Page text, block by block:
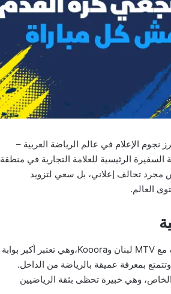
الإعلام في عالم الرياضة العربية –
السفيرة الرئيسية للعلامة التجارية في منطقة
طوال فترة كأس العالم 2026. وهذا ليس مجرد تحالف إعلاني، بل سعي لتزويد
العالم.
تتمتع ساندرين بخبرة طويلة كمقدمة برامج رياضية ومنتجة، حيث تعاونت مع MTV لبنان وKooora،وهي تعتبر أكبر بوابة
في البطولة الوطنية وتتمتع بمعرفة عميقة بالرياضة من الداخل.
وهي خبيرة تحظى بثقة الرياضيين